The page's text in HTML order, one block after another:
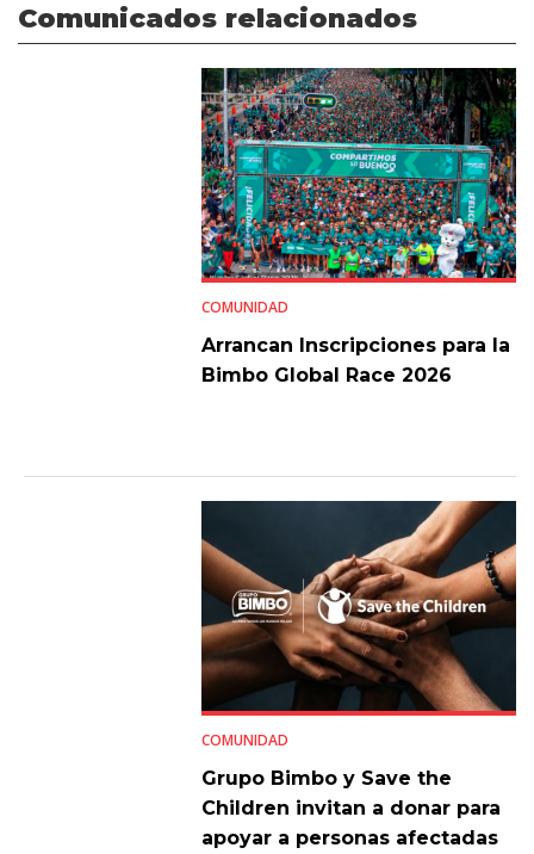
Comunicados relacionados
COMUNIDAD
Arrancan Inscripciones para la
Bimbo Global Race 2026
COMUNIDAD
Grupo Bimbo y Save the
Children invitan a donar para
apoyar a personas afectadas